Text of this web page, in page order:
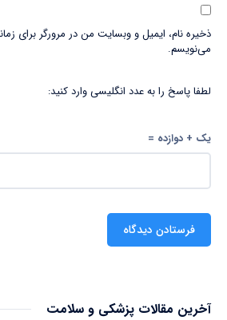
ذخیره نام، ایمیل و وبسایت من در مرورگر برای
می‌نویسم.
لطفا پاسخ را به عدد انگلیسی وارد کنید:
یک + دوازده =
آخرین مقالات پزشکی و سلامت